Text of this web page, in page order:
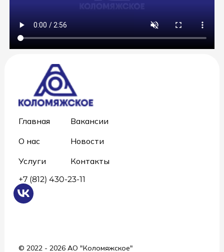
Главная
О нас
Услуги
Вакансии
Новости
Контакты
+7 (812) 430-23-11
© 2022 - 2026 АО "Коломяжское"